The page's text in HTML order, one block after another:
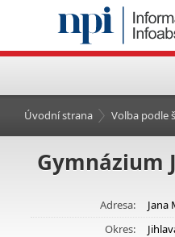
Úvodní strana Volba podle
Gymnázium
Adresa:
Jana
Okres: